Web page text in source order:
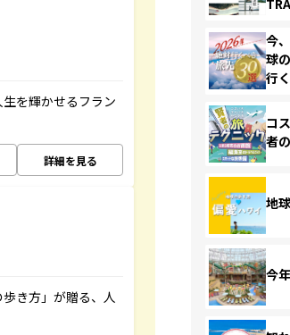
を輝かせるフラン
詳細を見る
き方」が贈る、人
今
球
行
コ
者
地
今